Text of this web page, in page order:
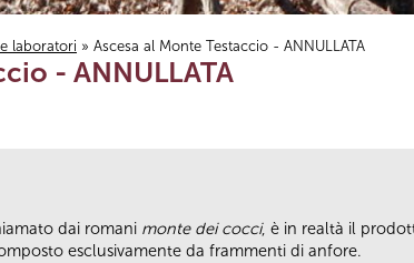
laboratori » Ascesa al Monte Testaccio - ANNULLATA
- ANNULLATA
dai romani monte dei cocci, è in realtà il
esclusivamente da frammenti di anfore.